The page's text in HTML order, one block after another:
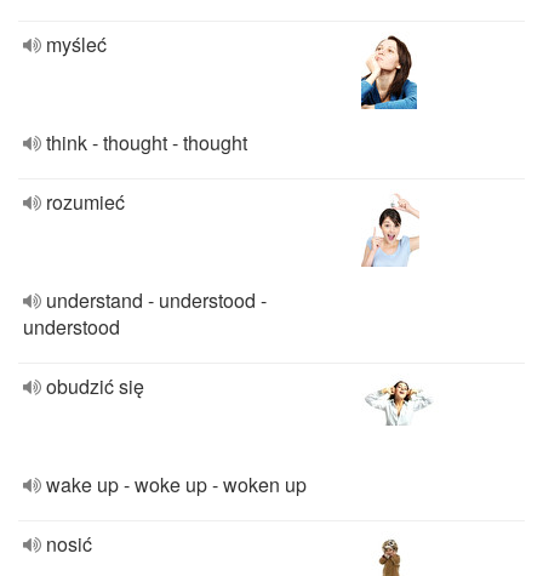
myśleć
think - thought - thought
rozumieć
understand - understood -
understood
obudzić się
wake up - woke up - woken up
nosić